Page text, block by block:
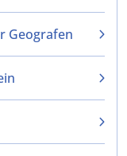
Geografen